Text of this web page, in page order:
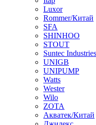
Luxor
Rommer/Китай
SFA
SHINHOO
STOUT
Suntec Industries
UNIGB
UNIPUMP
Watts
Wester
Wilo
ZOTA
Акватек/Китай